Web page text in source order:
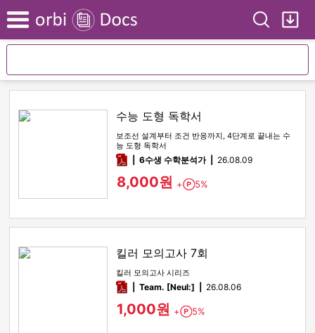
Menu Search
수능 도형 독학서
보조선 설계부터 조건 반응까지, 4단계로 끝내는 수
능 도형 독학서
pdf6수생 수학분석가 26.08.09
8,000원 + Point
5%
킬러 모의고사 7회
킬러 모의고사 시리즈
pdfTeam. [Neul:] 26.08.06
1,000원 + Point
5%